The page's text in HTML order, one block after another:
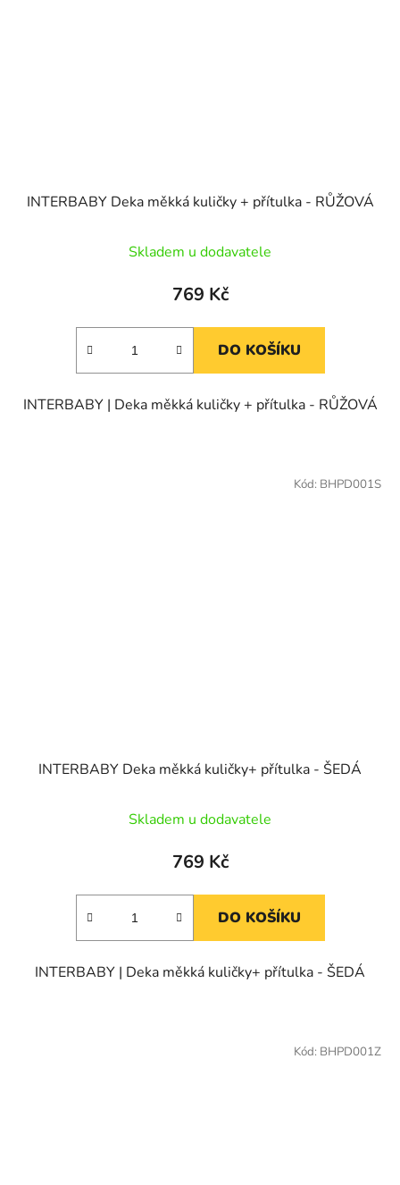
INTERBABY Deka měkká kuličky + přítulka - RŮŽOVÁ
Skladem u dodavatele
769 Kč
DO KOŠÍKU
INTERBABY | Deka měkká kuličky + přítulka - RŮŽOVÁ
INTERBABY Deka měkká kuličky+ přítulka - ŠEDÁ
Skladem u dodavatele
769 Kč
DO KOŠÍKU
INTERBABY | Deka měkká kuličky+ přítulka - ŠEDÁ
Kód: BHPD001S
Kód: BHPD001Z